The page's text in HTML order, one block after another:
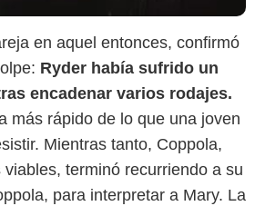
en aquel entonces, confirmó
Ryder había sufrido un
encadenar varios rodajes.
más rápido de lo que una joven
Mientras tanto, Coppola,
terminó recurriendo a su
para interpretar a Mary. La